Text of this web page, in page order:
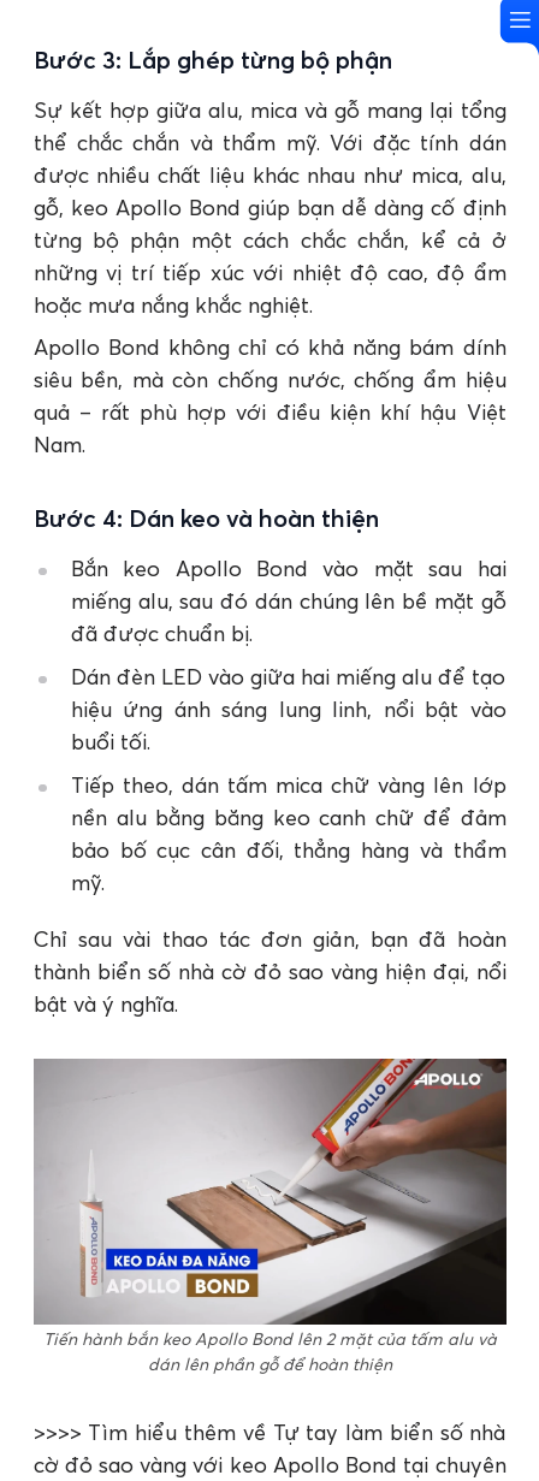
Bước 3: Lắp ghép từng bộ phận
Sự kết hợp giữa alu, mica và gỗ mang lại tổng
thể chắc chắn và thẩm mỹ. Với đặc tính dán
được nhiều chất liệu khác nhau như mica, alu,
gỗ, keo Apollo Bond giúp bạn dễ dàng cố định
từng bộ phận một cách chắc chắn, kể cả ở
những vị trí tiếp xúc với nhiệt độ cao, độ ẩm
hoặc mưa nắng khắc nghiệt.
Apollo Bond không chỉ có khả năng bám dính
siêu bền, mà còn chống nước, chống ẩm hiệu
quả – rất phù hợp với điều kiện khí hậu Việt
Nam.
Bước 4: Dán keo và hoàn thiện
Bắn keo Apollo Bond vào mặt sau hai
miếng alu, sau đó dán chúng lên bề mặt gỗ
đã được chuẩn bị.
Dán đèn LED vào giữa hai miếng alu để tạo
hiệu ứng ánh sáng lung linh, nổi bật vào
buổi tối.
Tiếp theo, dán tấm mica chữ vàng lên lớp
nền alu bằng băng keo canh chữ để đảm
bảo bố cục cân đối, thẳng hàng và thẩm
mỹ.
Chỉ sau vài thao tác đơn giản, bạn đã hoàn
thành biển số nhà cờ đỏ sao vàng hiện đại, nổi
bật và ý nghĩa.
Tiến hành bắn keo Apollo Bond lên 2 mặt của tấm alu và
dán lên phần gỗ để hoàn thiện
>>>> Tìm hiểu thêm về Tự tay làm biển số nhà
cờ đỏ sao vàng với keo Apollo Bond tại chuyên